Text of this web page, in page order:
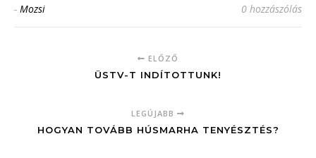
- Mozsi 0 hozzászólás
ELŐZŐ
ÜSTV-T INDÍTOTTUNK!
LEGÚJABB
HOGYAN TOVÁBB HÚSMARHA TENYÉSZTÉS?